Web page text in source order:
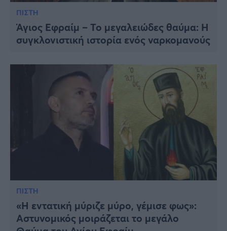
ΠΙΣΤΗ
Άγιος Εφραίμ – Το μεγαλειώδες θαύμα: H
συγκλονιστική ιστορία ενός ναρκομανούς
ΠΙΣΤΗ
«Η εντατική μύριζε μύρο, γέμισε φως»:
Αστυνομικός μοιράζεται το μεγάλο